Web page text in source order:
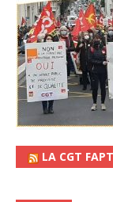
LA CGT FAPT